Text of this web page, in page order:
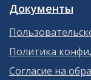
Документы
Политика
Согласие на